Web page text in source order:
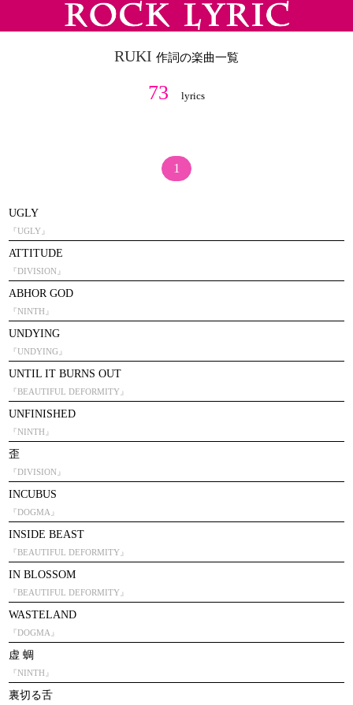
RUKI 作詞の楽曲一覧
73 lyrics
1
UGLY
『UGLY』
ATTITUDE
『DIVISION』
ABHOR GOD
『NINTH』
UNDYING
『UNDYING』
UNTIL IT BURNS OUT
『BEAUTIFUL DEFORMITY』
UNFINISHED
『NINTH』
歪
『DIVISION』
INCUBUS
『DOGMA』
INSIDE BEAST
『BEAUTIFUL DEFORMITY』
IN BLOSSOM
『BEAUTIFUL DEFORMITY』
WASTELAND
『DOGMA』
虚 蜩
『NINTH』
裏切る舌